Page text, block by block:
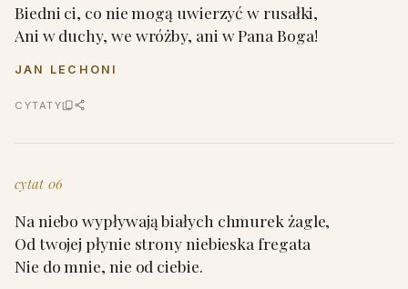
Biedni ci, co nie mogą uwierzyć w rusałki,
Ani w duchy, we wróżby, ani w Pana Boga!
JAN LECHONI
CYTATY
cytat 06
Na niebo wypływają białych chmurek żagle,
Od twojej płynie strony niebieska fregata
Nie do mnie, nie od ciebie.